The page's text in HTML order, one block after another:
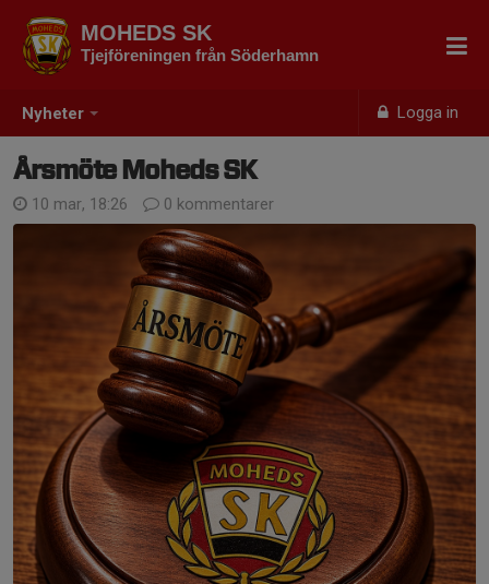
Nyheter Logga in
MOHEDS SK
Tjejföreningen från Söderhamn
Årsmöte Moheds SK
10 mar, 18:26 0 kommentarer